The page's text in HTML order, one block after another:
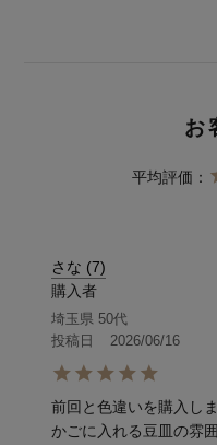
さな 7
購入者
埼玉県 50代
投稿日
2026/06/16
前回と色違いを購入し
かごに入れる豆皿の雰